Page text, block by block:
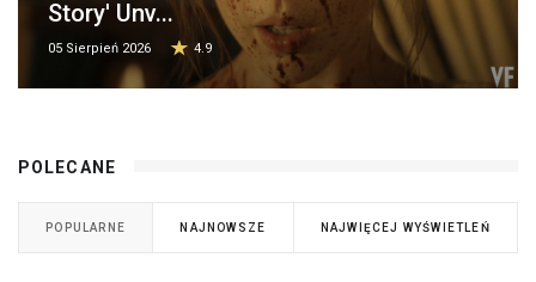
Story' Unv...
05 Sierpień 2026 4.9
POLECANE
POPULARNE NAJNOWSZE NAJWIĘCEJ WYŚWIETLEŃ